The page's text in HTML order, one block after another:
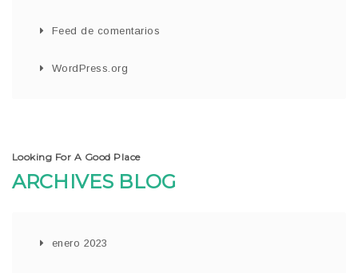
Feed de comentarios
WordPress.org
Looking For A Good Place
ARCHIVES BLOG
enero 2023